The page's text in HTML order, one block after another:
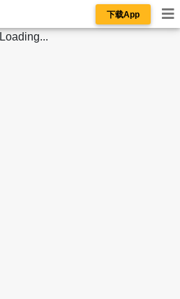
下载App
Loading...